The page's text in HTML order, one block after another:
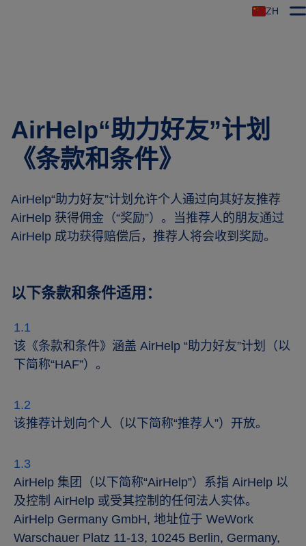
ZH
AirHelp“助力好友”计划
《条款和条件》
AirHelp“助力好友”计划允许个人通过向其好友推荐
AirHelp 获得佣金 （“奖励”） 。当推荐人的朋友通过
AirHelp 成功获得赔偿后，推荐人将会收到奖励。
以下条款和条件适用：
该《条款和条件》涵盖 AirHelp “助力好友”计划（以
下简称“HAF”）。
该推荐计划向个人（以下简称“推荐人”）开放。
AirHelp 集团（以下简称“AirHelp”）系指 AirHelp 以
及控制 AirHelp 或受其控制的任何法人实体。
AirHelp Germany GmbH, 地址位于 WeWork
Warschauer Platz 11-13, 10245 Berlin, Germany,